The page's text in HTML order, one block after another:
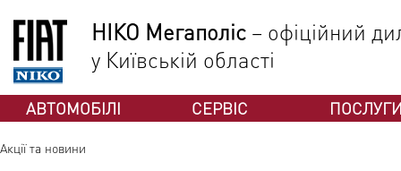
НІКО Мегаполіс – офіційний
у Київській області
АВТОМОБІЛІ СЕРВІС
Акції та новини